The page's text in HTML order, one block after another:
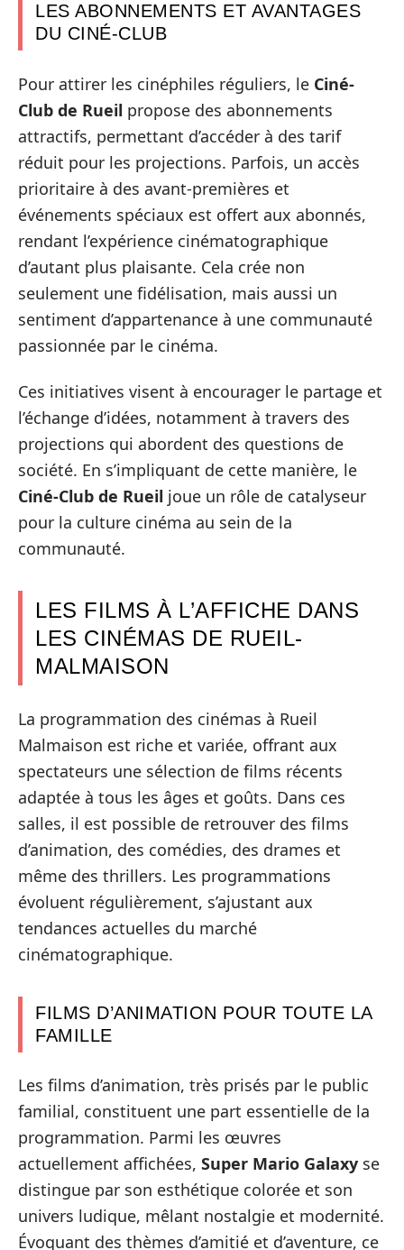
LES ABONNEMENTS ET AVANTAGES
DU CINÉ-CLUB
Pour attirer les cinéphiles réguliers, le Ciné-
Club de Rueil propose des abonnements
attractifs, permettant d’accéder à des tarif
réduit pour les projections. Parfois, un accès
prioritaire à des avant-premières et
événements spéciaux est offert aux abonnés,
rendant l’expérience cinématographique
d’autant plus plaisante. Cela crée non
seulement une fidélisation, mais aussi un
sentiment d’appartenance à une communauté
passionnée par le cinéma.
Ces initiatives visent à encourager le partage et
l’échange d’idées, notamment à travers des
projections qui abordent des questions de
société. En s’impliquant de cette manière, le
Ciné-Club de Rueil joue un rôle de catalyseur
pour la culture cinéma au sein de la
communauté.
LES FILMS À L’AFFICHE DANS
LES CINÉMAS DE RUEIL-
MALMAISON
La programmation des cinémas à Rueil
Malmaison est riche et variée, offrant aux
spectateurs une sélection de films récents
adaptée à tous les âges et goûts. Dans ces
salles, il est possible de retrouver des films
d’animation, des comédies, des drames et
même des thrillers. Les programmations
évoluent régulièrement, s’ajustant aux
tendances actuelles du marché
cinématographique.
FILMS D’ANIMATION POUR TOUTE LA
FAMILLE
Les films d’animation, très prisés par le public
familial, constituent une part essentielle de la
programmation. Parmi les œuvres
actuellement affichées, Super Mario Galaxy se
distingue par son esthétique colorée et son
univers ludique, mêlant nostalgie et modernité.
Évoquant des thèmes d’amitié et d’aventure, ce